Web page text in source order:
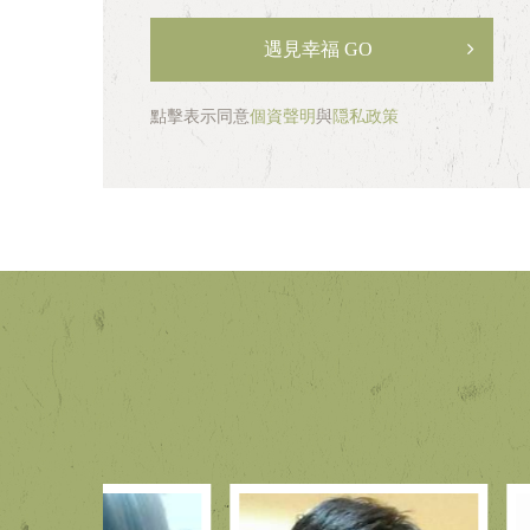
遇見幸福 GO
點擊表示同意個資聲明與隠私政策